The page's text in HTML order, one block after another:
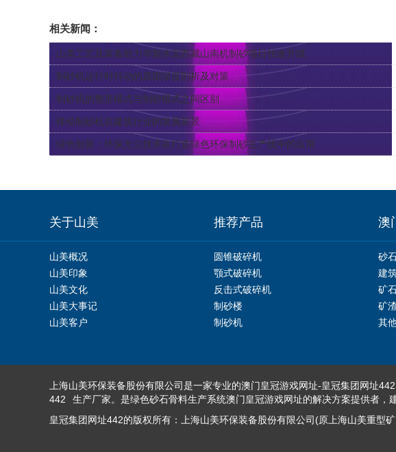
相关新闻：
山美工艺及装备助力华新水泥西藏山南机制砂项目技改升级
制砂机运行时抖动的原因深度剖析及对策
制砂机的整形模式与制砂模式之间区别
移动制砂机在建筑行业的发展前景
绿色创新：环保无尘技术在打造绿色环保制砂生产线中的应用
关于山美 推荐产品 澳
山美概况
山美印象
山美文化
山美大事记
山美客户
圆锥破碎机
颚式破碎机
反击式破碎机
制砂楼
制砂机
砂
建
矿
矿
其
上海山美环保装备股份有限公司是一家专业的澳门皇冠游戏网址-皇冠集团网址442
442
生产厂家。是绿色砂石骨料生产系统澳门皇冠游戏网址的解决方案提供者，
皇冠集团网址442的版权所有：上海山美环保装备股份有限公司(原上海山美重型